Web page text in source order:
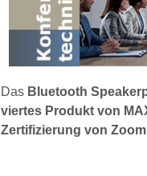
Das Bluetooth
viertes Produkt von
Zertifizierung von Zoom